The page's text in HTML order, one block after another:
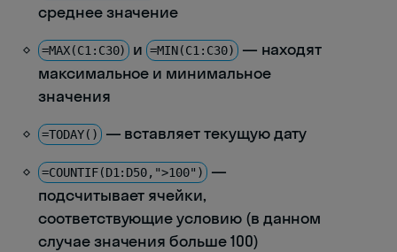
среднее значение
=MAX(C1:C30) и =MIN(C1:C30) — находят
максимальное и минимальное
значения
=TODAY() — вставляет текущую дату
=COUNTIF(D1:D50,">100") —
подсчитывает ячейки,
соответствующие условию (в данном
случае значения больше 100)